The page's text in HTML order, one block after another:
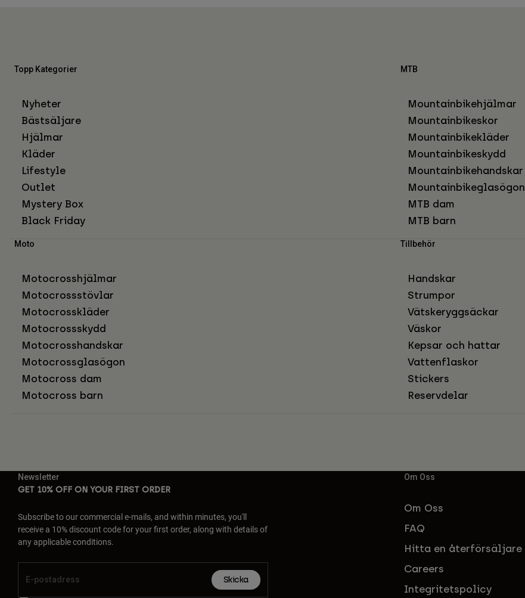
Topp Kategorier
Nyheter
Bästsäljare
Hjälmar
Kläder
Lifestyle
Outlet
Mystery Box
Black Friday
MTB
Mountainbikehjälmar
Mountainbikeskor
Mountainbikekläder
Mountainbikeskydd
Mountainbikehandskar
Mountainbikeglasögon
MTB dam
MTB barn
Moto
Motocrosshjälmar
Motocrossstövlar
Motocrosskläder
Motocrossskydd
Motocrosshandskar
Motocrossglasögon
Motocross dam
Motocross barn
Tillbehör
Handskar
Strumpor
Vätskeryggsäckar
Väskor
Kepsar och hattar
Vattenflaskor
Stickers
Reservdelar
Newsletter
GET 10% OFF ON YOUR FIRST ORDER
Subscribe to our commercial e-mails, and within minutes, you'll
receive a 10% discount code for your first order, along with details of
any applicable conditions.
Skicka
Om Oss
Om Oss
FAQ
Hitta en återförsäljare
Careers
Integritetspolicy